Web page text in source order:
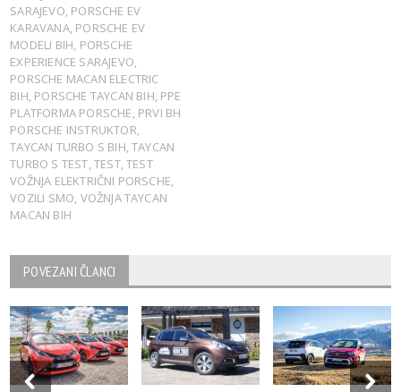
SARAJEVO, PORSCHE EV
KARAVANA, PORSCHE EV
MODELI BIH, PORSCHE
EXPERIENCE SARAJEVO,
PORSCHE MACAN ELECTRIC
BIH, PORSCHE TAYCAN BIH, PPE
PLATFORMA PORSCHE, PRVI BH
PORSCHE INSTRUKTOR,
TAYCAN TURBO S BIH,TAYCAN
TURBO S TEST,TEST,TEST
VOŽNJA ELEKTRIČNI PORSCHE,
VOZILI SMO, VOŽNJA TAYCAN
MACAN BIH
POVEZANI ČLANCI